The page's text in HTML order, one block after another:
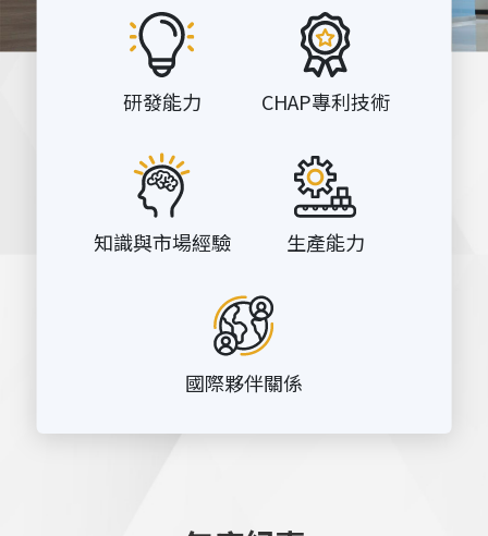
研發能力 CHAP專利技術
知識與市場經驗 生產能力
國際夥伴關係